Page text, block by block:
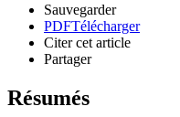
Sauvegarder
PDFTélécharger
Citer cet article
Partager
Résumés